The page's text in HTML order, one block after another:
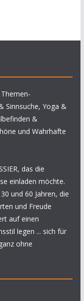
Sinnsuche, Yoga &
&
und Wahrhafte
das die
einladen möchte.
und 60 Jahren, die
und Freude
auf einen
legen ... sich für
ohne